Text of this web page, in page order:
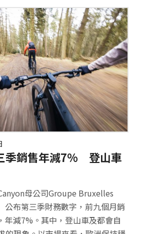
季銷售年減7% 登山車
母公司Groupe Bruxelles
公布第三季財務數字，前九個月銷
年減7%。其中，登山車及都會自